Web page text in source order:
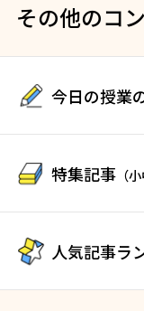
その他のコ
今日の授業
特集記事 （
人気記事ラ